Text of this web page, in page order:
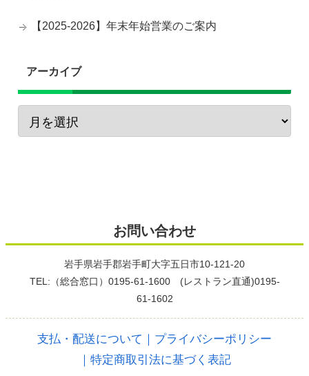
【2025-2026】年末年始営業のご案内
アーカイブ
お問い合わせ
岩手県岩手郡岩手町大字五日市10-121-20
TEL:（総合窓口）0195-61-1600 (レストラン直通)0195-
61-1602
支払・配送について
｜プライバシーポリシー
｜特定商取引法に基づく表記